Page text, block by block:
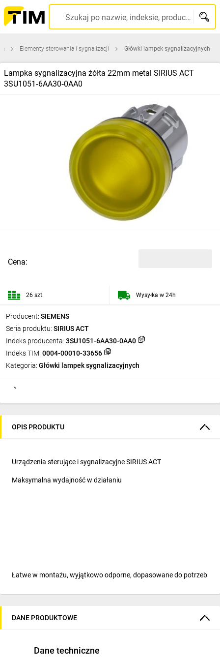
Szukaj po nazwie, indeksie, producencie, kodzie kreskowym...
Elementy sterowania i sygnalizacji Główki lampek sygnalizacyjnych
Lampka sygnalizacyjna żółta 22mm metal SIRIUS ACT
3SU1051‑6AA30‑0AA0
Producent: SIEMENS
Seria produktu: SIRIUS ACT
Indeks producenta: 3SU1051-6AA30-0AA0
Indeks TIM: 0004-00010-33656
Kategoria: Główki lampek sygnalizacyjnych
Cena:
26 szt. Wysyłka w 24h
OPIS PRODUKTU
Urządzenia sterujące i sygnalizacyjne SIRIUS ACT
Maksymalna wydajność w działaniu
Łatwe w montażu, wyjątkowo odporne, dopasowane do potrzeb
SIRIUS ACT oferuje wyjątkowe portfolio przycisków, lampek
wytrzymałości. Stworzone z solidnego metalu i wysokiej jakości
DANE PRODUKTOWE
Dane techniczne